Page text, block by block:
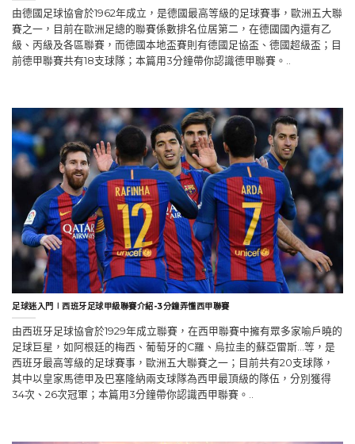
由德國足球協會於1962年成立，是德國最高等級的足球賽事，歐洲五大聯
賽之一，目前在歐洲足總的聯賽係數排名位居第二，在德國國內還有乙
級、丙級及各區聯賽，而德國本地盃賽則有德國足協盃、德國超級盃；目
前德甲聯賽共有18支球隊；本篇用3分鐘帶你認識德甲聯賽。..
由西班牙足球協會於1929年成立聯賽，在西甲聯賽中擁有眾多家喻戶曉的
足球巨星，如阿根廷的梅西、葡萄牙的C羅、烏拉圭的蘇亞雷斯…等，是
西班牙最高等級的足球賽事，歐洲五大聯賽之一；目前共有20支球隊，
其中以皇家馬德甲及巴塞隆納兩支球隊為西甲最頂級的隊伍，分別獲得
34次、26次冠軍；本篇用3分鐘帶你認識西甲聯賽。..